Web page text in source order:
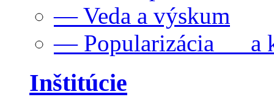
— Veda a výskum
— Popularizácia a
Inštitúcie